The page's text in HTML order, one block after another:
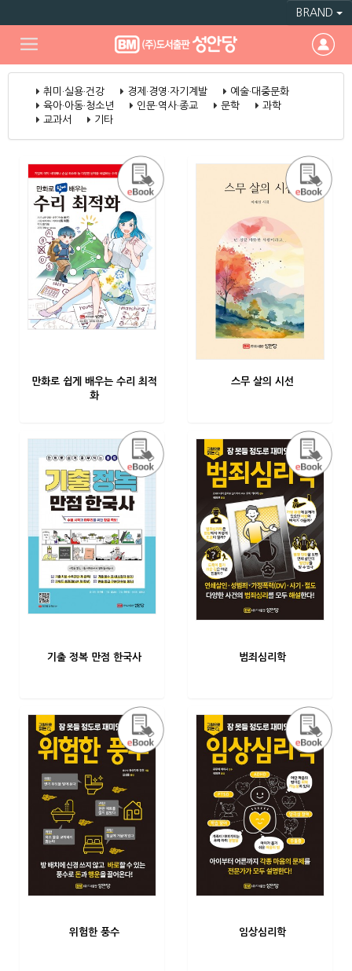
BRAND
취미·실용·건강 경제·경영·자기계발
예술·대중문화
육아·아동·청소년
인문·역사·종교 문학
과학
교과서
기타
만화로 쉽게 배우는 수리 최적
화
스무 살의 시선
기출 정복 만점 한국사 범죄심리학
위험한 풍수 임상심리학